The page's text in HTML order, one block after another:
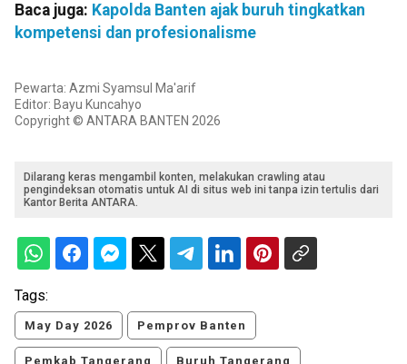
Baca juga: Kapolda Banten ajak buruh tingkatkan
kompetensi dan profesionalisme
Pewarta: Azmi Syamsul Ma'arif
Editor: Bayu Kuncahyo
Copyright © ANTARA BANTEN 2026
Dilarang keras mengambil konten, melakukan crawling atau
pengindeksan otomatis untuk AI di situs web ini tanpa izin tertulis dari
Kantor Berita ANTARA.
Tags:
May Day 2026 Pemprov Banten
Pemkab Tangerang Buruh Tangerang